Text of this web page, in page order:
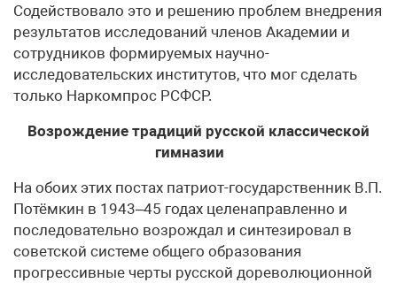
Содействовало это и решению проблем внедрения
результатов исследований членов Академии и
сотрудников формируемых научно-
исследовательских институтов, что мог сделать
только Наркомпрос РСФСР.
Возрождение традиций русской классической
гимназии
На обоих этих постах патриот-государственник В.П.
Потёмкин в 1943–45 годах целенаправленно и
последовательно возрождал и синтезировал в
советской системе общего образования
прогрессивные черты русской дореволюционной